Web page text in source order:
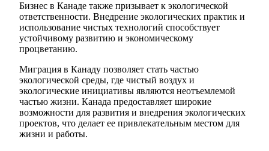
Бизнес в Канаде также призывает к экологической
ответственности. Внедрение экологических практик и
использование чистых технологий способствует
устойчивому развитию и экономическому
процветанию.
Миграция в Канаду позволяет стать частью
экологической среды, где чистый воздух и
экологические инициативы являются неотъемлемой
частью жизни. Канада предоставляет широкие
возможности для развития и внедрения экологических
проектов, что делает ее привлекательным местом для
жизни и работы.